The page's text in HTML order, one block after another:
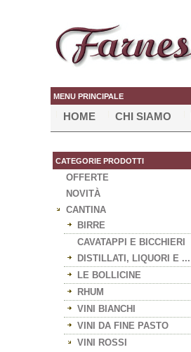
MENU PRINCIPALE
HOME CHI SIAMO
CATEGORIE PRODOTTI
OFFERTE
NOVITÀ
CANTINA
BIRRE
CAVATAPPI E BICCHIERI
DISTILLATI, LIQUORI E ...
LE BOLLICINE
RHUM
VINI BIANCHI
VINI DA FINE PASTO
VINI ROSSI